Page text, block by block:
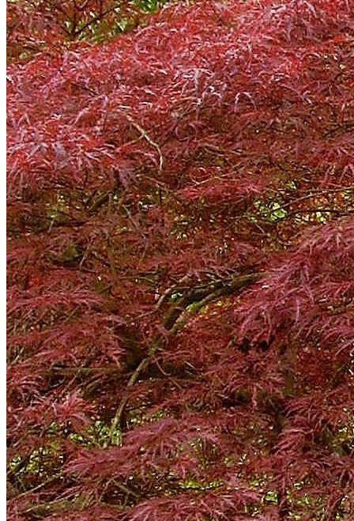
vernissage vendredi 11 septembre 18h
Portes ouvertes
Venez rencontrer les animateurs !
dimanche 6 septembre 14h30-17h30
Vélo participatif
Apprenez à réparer votre vélo
avec Dérapages !
dimanche 6 septembre 14h30-17h30